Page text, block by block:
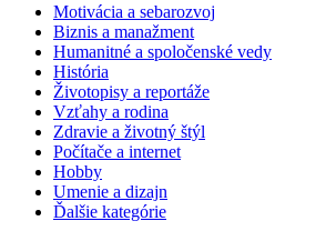
Motivácia a sebarozvoj
Biznis a manažment
Humanitné a spoločenské vedy
História
Životopisy a reportáže
Vzťahy a rodina
Zdravie a životný štýl
Počítače a internet
Hobby
Umenie a dizajn
Ďalšie kategórie